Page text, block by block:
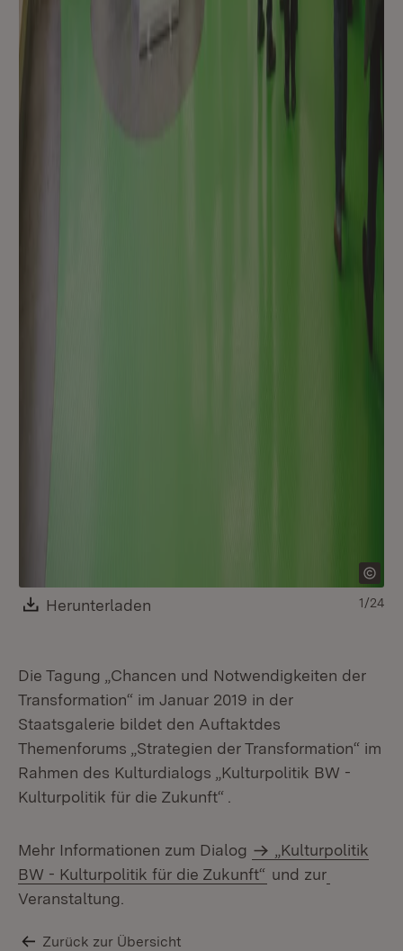
Download:
Herunterladen 1/24
Die Tagung „Chancen und Notwendigkeiten der
Transformation“ im Januar 2019 in der
Staatsgalerie bildet den Auftaktdes
Themenforums „Strategien der Transformation“ im
Rahmen des Kulturdialogs „Kulturpolitik BW -
Kulturpolitik für die Zukunft“ .
Mehr Informationen zum Dialog
„Kulturpolitik
BW - Kulturpolitik für die Zukunft“ und zur
Veranstaltung.
Zurück zur Übersicht